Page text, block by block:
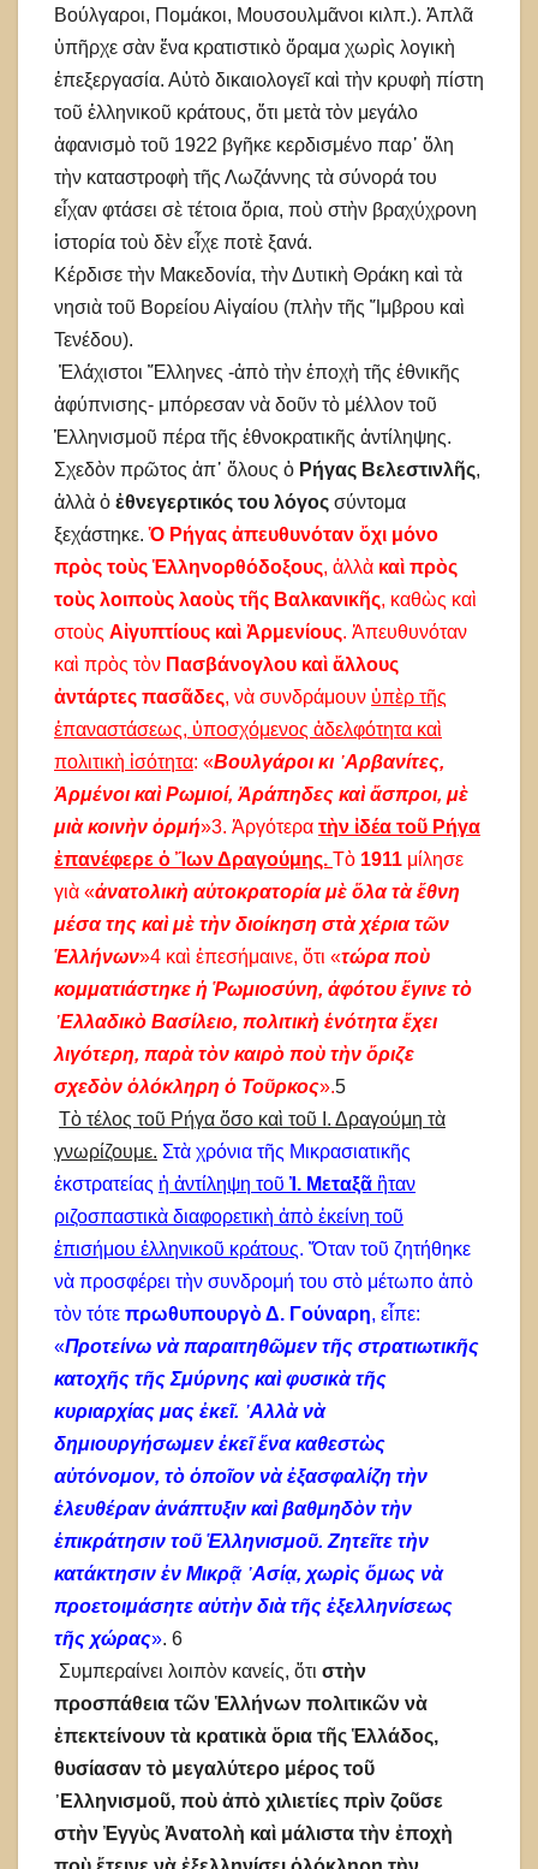
Βούλγαροι, Πομάκοι, Μουσουλμᾶνοι κιλπ.). Ἁπλᾶ
ὑπῆρχε σὰν ἕνα κρατιστικὸ ὅραμα χωρὶς λογικὴ
ἐπεξεργασία. Αὐτὸ δικαιολογεῖ καὶ τὴν κρυφὴ πίστη
τοῦ ἑλληνικοῦ κράτους, ὅτι μετὰ τὸν μεγάλο
ἀφανισμὸ τοῦ 1922 βγῆκε κερδισμένο παρ᾽ ὅλη
τὴν καταστροφὴ τῆς Λωζάννης τὰ σύνορά του
εἶχαν φτάσει σὲ τέτοια ὅρια, ποὺ στὴν βραχύχρονη
ἱστορία τοὺ δὲν εἶχε ποτὲ ξανά.
Κέρδισε τὴν Μακεδονία, τὴν Δυτικὴ Θράκη καὶ τὰ
νησιὰ τοῦ Βορείου Αἰγαίου (πλὴν τῆς Ἴμβρου καὶ
Τενέδου).
Ἐλάχιστοι Ἕλληνες -ἀπὸ τὴν ἐποχὴ τῆς ἐθνικῆς
ἀφύπνισης- μπόρεσαν νὰ δοῦν τὸ μέλλον τοῦ
Ἑλληνισμοῦ πέρα τῆς ἐθνοκρατικῆς ἀντίληψης.
Σχεδὸν πρῶτος ἀπ᾽ ὅλους ὁ Ρήγας Βελεστινλῆς,
ἀλλὰ ὁ ἐθνεγερτικός του λόγος σύντομα
ξεχάστηκε.Ὁ Ρήγας ἀπευθυνόταν ὄχι μόνο
πρὸς τοὺς Ἑλληνορθόδοξους, ἀλλὰ καὶ πρὸς
τοὺς λοιποὺς λαοὺς τῆς Βαλκανικῆς, καθὼς καὶ
στοὺς Αἰγυπτίους καὶ Ἀρμενίους. Ἀπευθυνόταν
καὶ πρὸς τὸν Πασβάνογλου καὶ ἄλλους
ἀντάρτες πασᾶδες, νὰ συνδράμουν ὑπὲρ τῆς
ἐπαναστάσεως, ὑποσχόμενος ἀδελφότητα καὶ
πολιτικὴ ἰσότητα: «Βουλγάροι κι ᾿Αρβανίτες,
Ἀρμένοι καὶ Ρωμιοί, Ἀράπηδες καὶ ἄσπροι, μὲ
μιὰ κοινὴν ὀρμή»3. Ἀργότερα τὴν ἰδέα τοῦ Ρήγα
ἐπανέφερε ὁ Ἴων Δραγούμης. Τὸ 1911 μίλησε
γιὰ «ἀνατολικὴ αὐτοκρατορία μὲ ὅλα τὰ ἔθνη
μέσα της καὶ μὲ τὴν διοίκηση στὰ χέρια τῶν
Ἑλλήνων»4 καὶ ἐπεσήμαινε, ὅτι «τώρα ποὺ
κομματιάστηκε ἡ Ῥωμιοσύνη, ἀφότου ἔγινε τὸ
᾿Ελλαδικὸ Βασίλειο, πολιτικὴ ἑνότητα ἔχει
λιγότερη, παρὰ τὸν καιρὸ ποὺ τὴν ὄριζε
σχεδὸν ὁλόκληρη ὁ Τοῦρκος».5
Τὸ τέλος τοῦ Ρήγα ὅσο καὶ τοῦ Ι. Δραγούμη τὰ
γνωρίζουμε. Στὰ χρόνια τῆς Μικρασιατικῆς
ἐκστρατείας ἡ ἀντίληψη τοῦ Ἰ. Μεταξᾶ ἢταν
ριζοσπαστικὰ διαφορετικὴ ἀπὸ ἐκείνη τοῦ
ἐπισήμου ἑλληνικοῦ κράτους. Ὅταν τοῦ ζητήθηκε
νὰ προσφέρει τὴν συνδρομή του στὸ μέτωπο ἀπὸ
τὸν τότε πρωθυπουργὸ Δ. Γούναρη, εἶπε:
«Προτείνω νὰ παραιτηθῶμεν τῆς στρατιωτικῆς
κατοχῆς τῆς Σμύρνης καὶ φυσικὰ τῆς
κυριαρχίας μας ἐκεῖ. ᾿Αλλὰ νὰ
δημιουργήσωμεν ἐκεῖ ἕνα καθεστὼς
αὐτόνομον, τὸ ὁποῖον νὰ ἐξασφαλίζη τὴν
ἐλευθέραν ἀνάπτυξιν καὶ βαθμηδὸν τὴν
ἐπικράτησιν τοῦ Ἑλληνισμοῦ. Ζητεῖτε τὴν
κατάκτησιν ἐν Μικρᾷ ᾿Ασίᾳ, χωρὶς ὅμως νὰ
προετοιμάσητε αὐτὴν διὰ τῆς ἐξελληνίσεως
τῆς χώρας». 6
Συμπεραίνει λοιπὸν κανείς, ὅτι στὴν
προσπάθεια τῶν Ἑλλήνων πολιτικῶν νὰ
ἐπεκτείνουν τὰ κρατικὰ ὅρια τῆς Ἑλλάδος,
θυσίασαν τὸ μεγαλύτερο μέρος τοῦ
᾿Ελληνισμοῦ, ποὺ ἀπὸ χιλιετίες πρὶν ζοῦσε
στὴν Ἐγγὺς Ἀνατολὴ καὶ μάλιστα τὴν ἐποχὴ